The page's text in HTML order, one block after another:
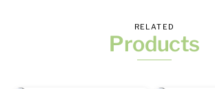
RELATED
Products